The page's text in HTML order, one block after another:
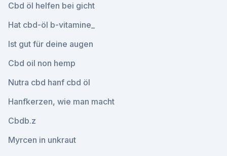
Cbd öl helfen bei gicht
Hat cbd-öl b-vitamine_
Ist gut für deine augen
Cbd oil non hemp
Nutra cbd hanf cbd öl
Hanfkerzen, wie man macht
Cbdb.z
Myrcen in unkraut